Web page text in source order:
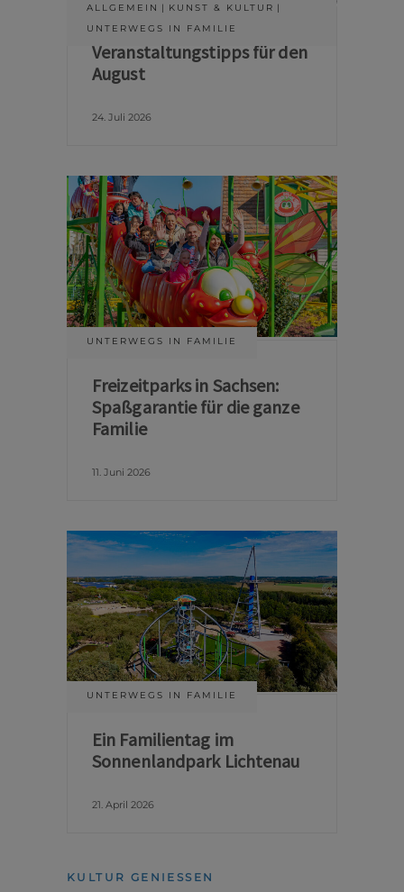
ALLGEMEIN
KUNST & KULTUR
UNTERWEGS IN FAMILIE
Veranstaltungstipps für den
August
24. Juli 2026
UNTERWEGS IN FAMILIE
Freizeitparks in Sachsen:
Spaßgarantie für die ganze
Familie
11. Juni 2026
UNTERWEGS IN FAMILIE
Ein Familientag im
Sonnenlandpark Lichtenau
21. April 2026
KULTUR GENIESSEN